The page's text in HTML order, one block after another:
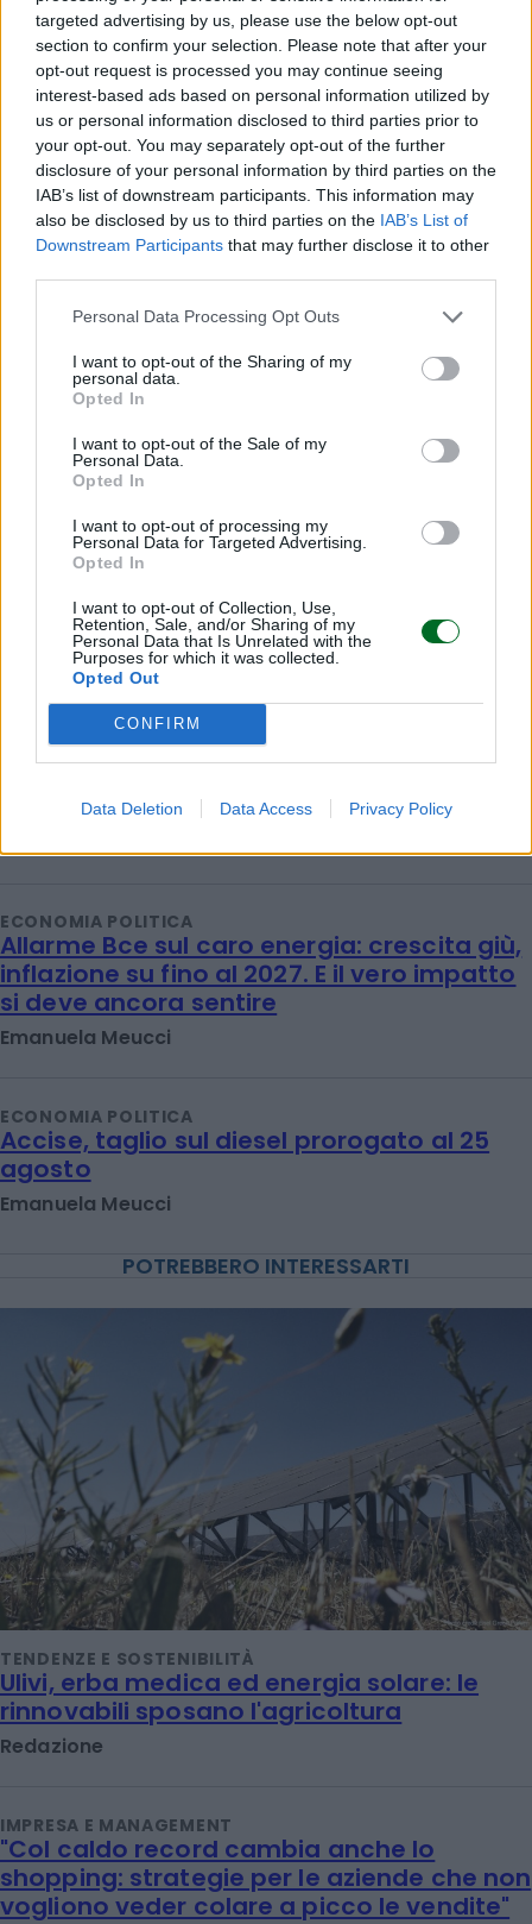
targeted advertising by us, please use the below opt-out
section to confirm your selection. Please note that after your
opt-out request is processed you may continue seeing
interest-based ads based on personal information utilized by
us or personal information disclosed to third parties prior to
your opt-out. You may separately opt-out of the further
disclosure of your personal information by third parties on the
IAB’s list of downstream participants. This information may
also be disclosed by us to third parties on the IAB’s List of
Downstream Participants that may further disclose it to other
Personal Data Processing Opt Outs
I want to opt-out of the Sharing of my
personal data.
Opted In
I want to opt-out of the Sale of my
Personal Data.
Opted In
I want to opt-out of processing my
Personal Data for Targeted Advertising.
Opted In
I want to opt-out of Collection, Use,
Retention, Sale, and/or Sharing of my
Personal Data that Is Unrelated with the
Purposes for which it was collected.
Opted Out
CONFIRM
Data Deletion Data Access Privacy Policy
i danni ai minori
ECONOMIA POLITICA
Allarme Bce sul caro energia: crescita giù,
inflazione su fino al 2027. E il vero impatto
si deve ancora sentire
Emanuela Meucci
ECONOMIA POLITICA
Accise, taglio sul diesel prorogato al 25
agosto
Emanuela Meucci
POTREBBERO INTERESSARTI
TENDENZE E SOSTENIBILITÀ
Ulivi, erba medica ed energia solare: le
rinnovabili sposano l'agricoltura
Redazione
IMPRESA E MANAGEMENT
"Col caldo record cambia anche lo
shopping: strategie per le aziende che non
vogliono veder colare a picco le vendite"